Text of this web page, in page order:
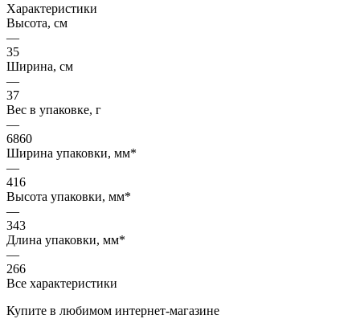
Характеристики
Высота, см
—
35
Ширина, см
—
37
Вес в упаковке, г
—
6860
Ширина упаковки, мм*
—
416
Высота упаковки, мм*
—
343
Длина упаковки, мм*
—
266
Все характеристики
Купите в любимом интернет-магазине